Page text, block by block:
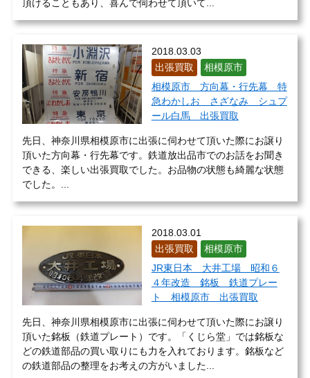
頂けることもあり、喜んで伺わせて頂いて...
2018.03.03
出張買取
相模原市
相模原市 方向幕・行先幕 特
急わかしお さざなみ シュプ
ール白馬 出張買取
先日、神奈川県相模原市に出張に伺わせて頂いた際にお譲り
頂いた方向幕・行先幕です。鉄道放出品市でのお話をお聞き
できる、楽しい出張買取でした。お品物の状態も綺麗な状態
でした。...
2018.03.01
出張買取
相模原市
JR東日本 大井工場 昭和６
４年改造 銘板 鉄道プレー
ト 相模原市 出張買取
先日、神奈川県相模原市に出張に伺わせて頂いた際にお譲り
頂いた銘板（鉄道プレート）です。「くじら堂」では銘板な
どの鉄道部品の買い取りにも力を入れております。銘板など
の鉄道部品の整理をお考えの方がいました...